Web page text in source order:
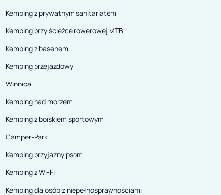
Kemping z prywatnym sanitariatem
Kemping przy ścieżce rowerowej MTB
Kemping z basenem
Kemping przejazdowy
Winnica
Kemping nad morzem
Kemping z boiskiem sportowym
Camper-Park
Kemping przyjazny psom
Kemping z Wi-Fi
Kemping dla osób z niepełnosprawnościami